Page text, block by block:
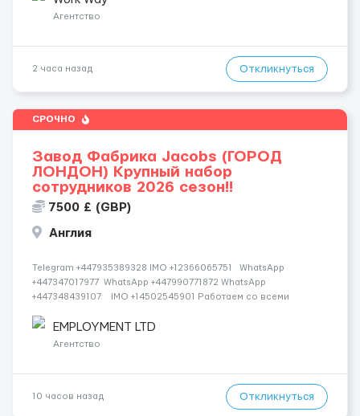
Агентство
2 часа назад Откликнуться
СРОЧНО
Завод Фабрика Jacobs (ГОРОД
ЛОНДОН) Крупный набор
сотрудников 2026 сезон!!
7500 £ (GBP)
Англия
Telegram +447935389328 IMO +12366065751 WhatsApp
+447347017977 WhatsApp +447990771872 WhatsApp
+447348439107 IMO +14502545901 Работаем со всеми
СДЕЛАЙ СКРИНШОТ! Telegram:@Vitali_Novikovs Telegram
@Vitali...
EMPLOYMENT LTD
Агентство
10 часов назад Откликнуться